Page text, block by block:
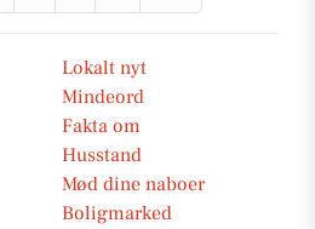
Lokalt nyt
Mindeord
Fakta om
Husstand
Mød dine naboer
Boligmarked